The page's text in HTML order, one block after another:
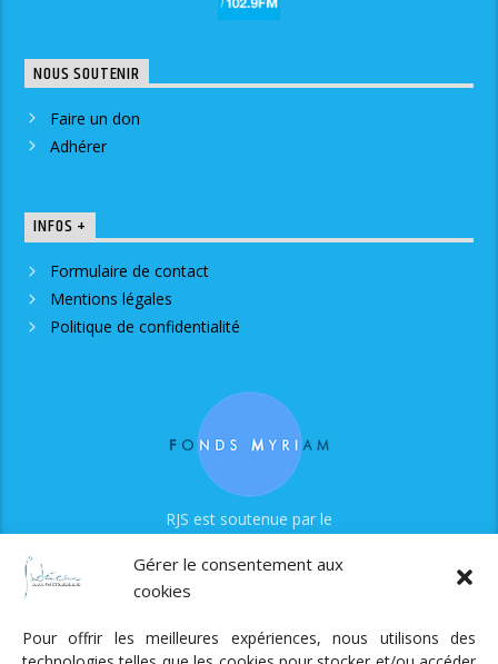
Gérer le consentement aux
cookies
Pour offrir les meilleures expériences, nous utilisons des
NOUS SOUTENIR
Faire un don
Adhérer
INFOS +
Formulaire de contact
Mentions légales
Politique de confidentialité
RJS est soutenue par le